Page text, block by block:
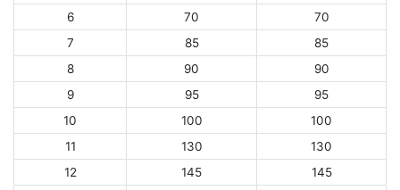
6
70
70
7
85
85
8
90
90
9
95
95
10
100
100
11
130
130
12
145
145